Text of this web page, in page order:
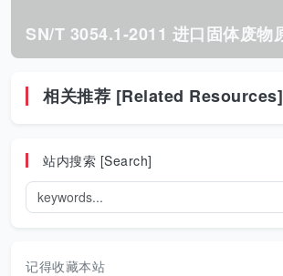
相关推荐 [Related Resources]
站内搜索 [Search]
记得收藏本站